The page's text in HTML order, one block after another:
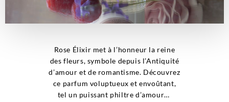
Rose Élixir met à l’honneur la reine
des fleurs, symbole depuis l’Antiquité
d’amour et de romantisme. Découvrez
ce parfum voluptueux et envoûtant,
tel un puissant philtre d’amour…